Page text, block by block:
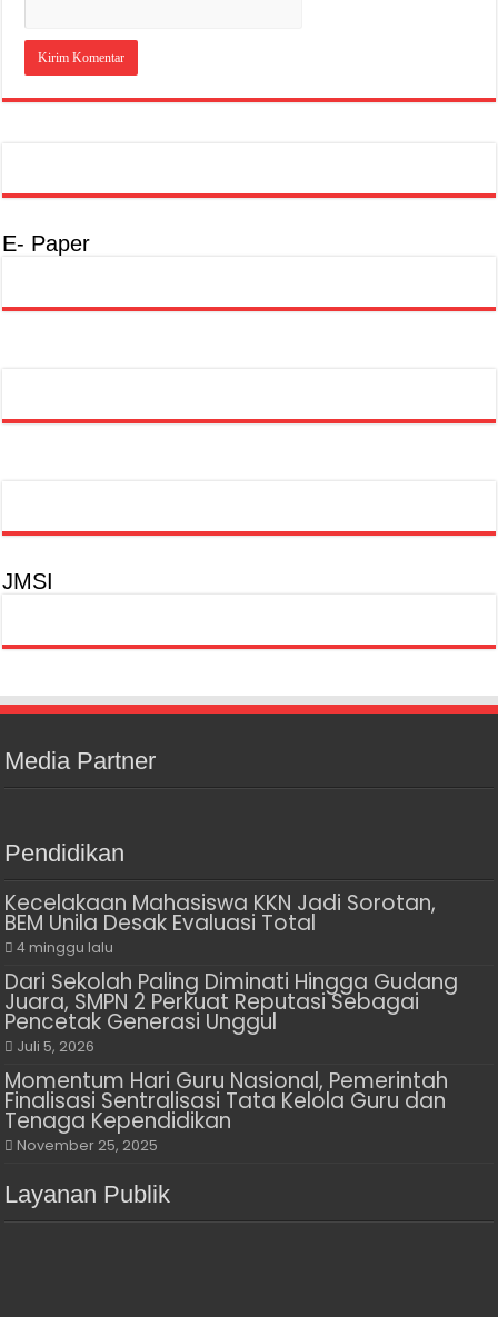
E- Paper
JMSI
Media Partner
Pendidikan
Kecelakaan Mahasiswa KKN Jadi Sorotan,
BEM Unila Desak Evaluasi Total
4 minggu lalu
Dari Sekolah Paling Diminati Hingga Gudang
Juara, SMPN 2 Perkuat Reputasi Sebagai
Pencetak Generasi Unggul
Juli 5, 2026
Momentum Hari Guru Nasional, Pemerintah
Finalisasi Sentralisasi Tata Kelola Guru dan
Tenaga Kependidikan
November 25, 2025
Layanan Publik